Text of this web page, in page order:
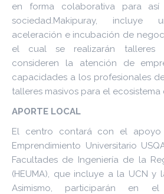
en forma colaborativa para
sociedad.Makipuray,
aceleración e incubación de
el cual se realizarán talleres
consideren la atención de
capacidades a los profesionales
talleres masivos para el ecosistema
APORTE LOCAL
El centro contará con el
Emprendimiento Universitario
Facultades de Ingeniería de la
(HEUMA), que incluye a la UCN y
Asimismo, participarán en